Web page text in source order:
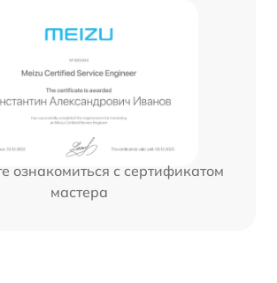
ознакомиться с сертификатом
мастера